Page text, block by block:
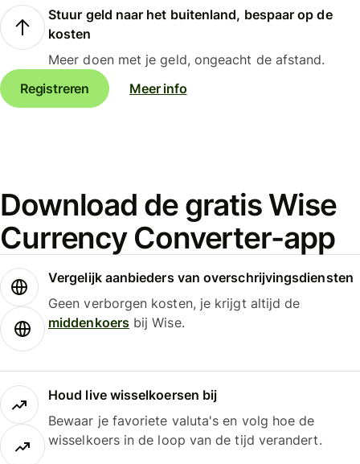
Stuur geld naar het buitenland, bespaar op de
kosten
Meer doen met je geld, ongeacht de afstand.
Registreren
Meer info
Download de gratis Wise
Currency Converter-app
Vergelijk aanbieders van overschrijvingsdiensten
Geen verborgen kosten, je krijgt altijd de
middenkoersbij Wise.
Houd live wisselkoersen bij
Bewaar je favoriete valuta's en volg hoe de
wisselkoers in de loop van de tijd verandert.